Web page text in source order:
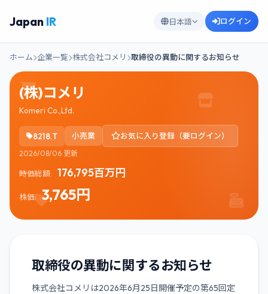
Japan IR 日本語 ログイン
ホーム 企業一覧 株式会社コメリ 取締役の異動に関するお知らせ
(株)コメリ
Komeri Co.,Ltd.
8218.T 小売業 お気に入り登録（要ログイン）
2026/08/06 更新
時価総額: 176,795百万円
株価: 3,765円
取締役の異動に関するお知らせ
株式会社コメリは2026年6月25日開催予定の第65回定